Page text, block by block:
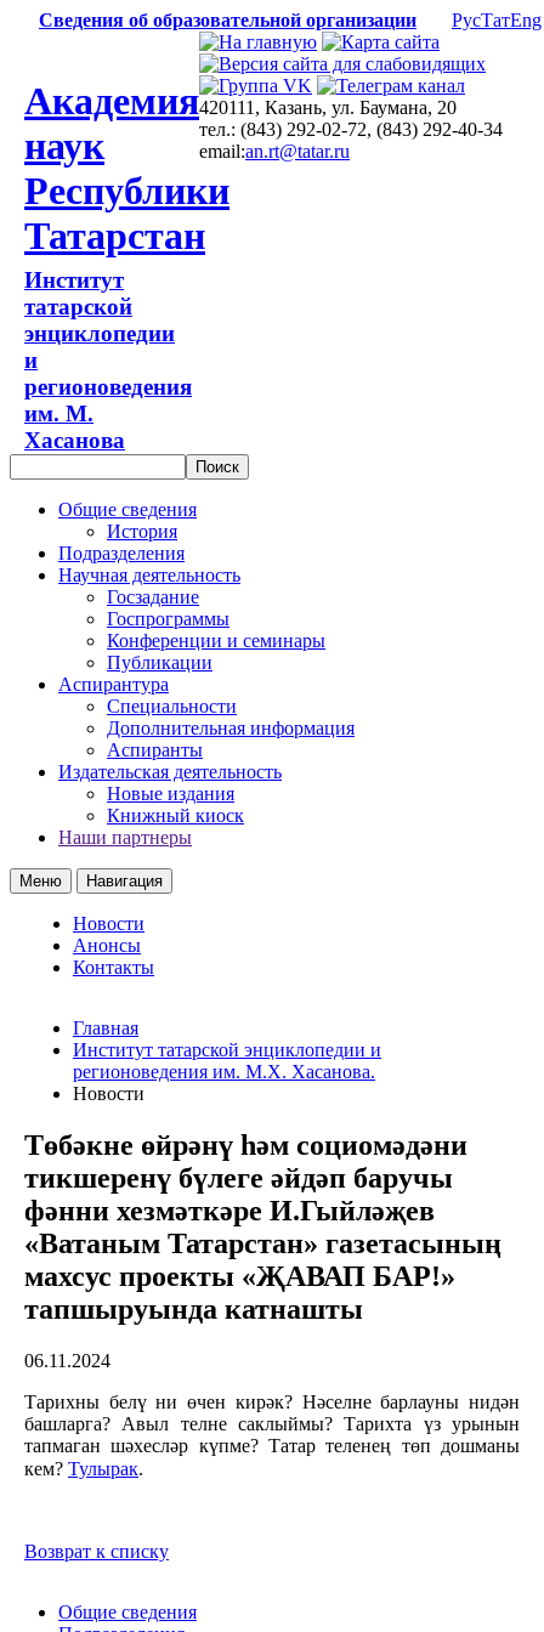
Сведения об образовательной организации РусТатEng
Академия
наук
Республики
Татарстан
Институт
татарской
энциклопедии
и
регионоведения
им. М.
Хасанова
420111, Казань, ул. Баумана, 20
тел.: (843) 292-02-72, (843) 292-40-34
email:an.rt@tatar.ru
Общие сведения
История
Подразделения
Научная деятельность
Госзадание
Госпрограммы
Конференции и семинары
Публикации
Аспирантура
Специальности
Дополнительная информация
Аспиранты
Издательская деятельность
Новые издания
Книжный киоск
Наши партнеры
Меню Навигация
Новости
Анонсы
Контакты
Главная
Институт татарской энциклопедии и
регионоведения им. М.Х. Хасанова.
Новости
Төбәкне өйрәнү һәм социомәдәни
тикшеренү бүлеге әйдәп баручы
фәнни хезмәткәре И.Гыйләҗев
«Ватаным Татарстан» газетасының
махсус проекты «ҖАВАП БАР!»
тапшыруында катнашты
06.11.2024
Тарихны белү ни өчен кирәк? Нәселне барлауны нидән
башларга? Авыл телне саклыймы? Тарихта үз урынын
тапмаган шәхесләр күпме? Татар теленең төп дошманы
кем? Тулырак.
Возврат к списку
Общие сведения